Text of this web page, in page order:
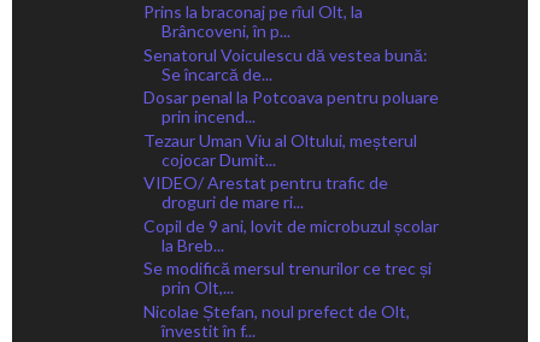
Prins la braconaj pe rîul Olt, la
Brâncoveni, în p...
Senatorul Voiculescu dă vestea bună:
Se încarcă de...
Dosar penal la Potcoava pentru poluare
prin incend...
Tezaur Uman Viu al Oltului, meșterul
cojocar Dumit...
VIDEO/ Arestat pentru trafic de
droguri de mare ri...
Copil de 9 ani, lovit de microbuzul școlar
la Breb...
Se modifică mersul trenurilor ce trec și
prin Olt,...
Nicolae Ștefan, noul prefect de Olt,
învestit în f...